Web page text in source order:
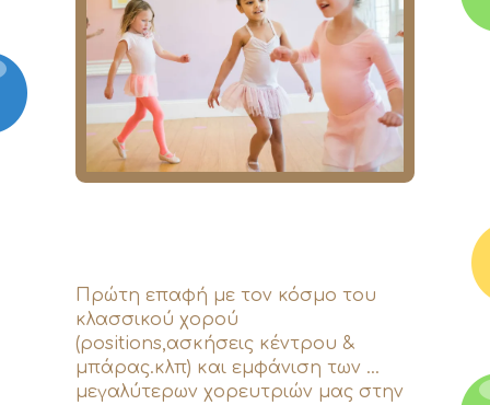
Τα νέα μας
Επικοινωνία
Πρώτη επαφή με τον κόσμο του
κλασσικού χορού
(positions,ασκήσεις κέντρου &
μπάρας.κλπ) και εμφάνιση των …
μεγαλύτερων χορευτριών μας στην